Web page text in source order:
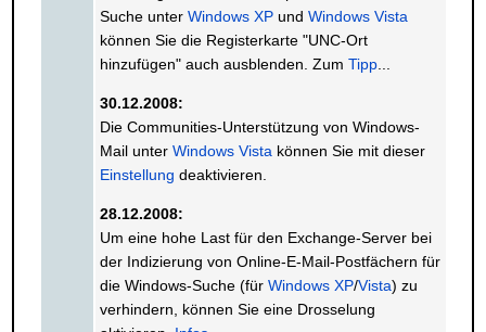
Suche unter Windows XPund Windows Vista
können Sie die Registerkarte "UNC-Ort
hinzufügen" auch ausblenden. Zum Tipp...
30.12.2008:
Die Communities-Unterstützung von Windows-
Mail unter Windows Vista können Sie mit dieser
Einstellung deaktivieren.
28.12.2008:
Um eine hohe Last für den Exchange-Server bei
der Indizierung von Online-E-Mail-Postfächern für
die Windows-Suche (für Windows XP/Vista) zu
verhindern, können Sie eine Drosselung